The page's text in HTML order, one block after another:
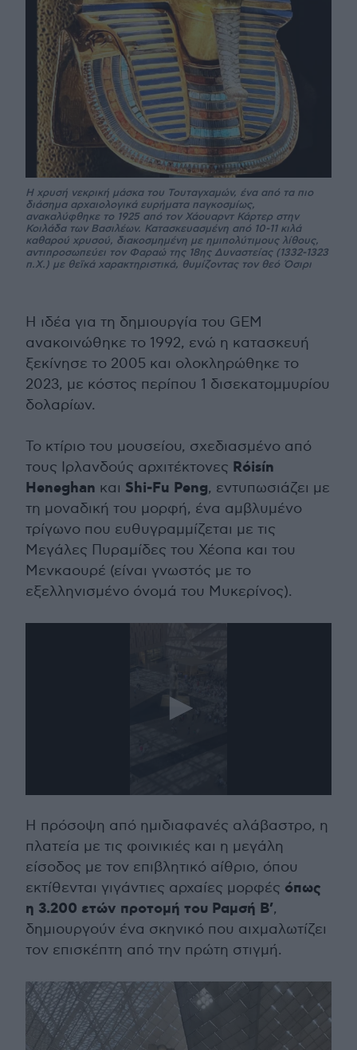
Η χρυσή νεκρική μάσκα του Τουταγχαμών, ένα από τα πιο
διάσημα αρχαιολογικά ευρήματα παγκοσμίως,
ανακαλύφθηκε το 1925 από τον Χάουαρντ Κάρτερ στην
Κοιλάδα των Βασιλέων. Κατασκευασμένη από 10-11 κιλά
καθαρού χρυσού, διακοσμημένη με ημιπολύτιμους λίθους,
αντιπροσωπεύει τον Φαραώ της 18ης Δυναστείας (1332-1323
π.Χ.) με θεϊκά χαρακτηριστικά, θυμίζοντας τον θεό Όσιρι
Η ιδέα για τη δημιουργία του GEM
ανακοινώθηκε το 1992, ενώ η κατασκευή
ξεκίνησε το 2005 και ολοκληρώθηκε το
2023, με κόστος περίπου 1 δισεκατομμυρίου
δολαρίων.
Το κτίριο του μουσείου, σχεδιασμένο από
τους Ιρλανδούς αρχιτέκτονες Róisín
Heneghan και Shi-Fu Peng, εντυπωσιάζει με
τη μοναδική του μορφή, ένα αμβλυμένο
τρίγωνο που ευθυγραμμίζεται με τις
Μεγάλες Πυραμίδες του Χέοπα και του
Μενκαουρέ (είναι γνωστός με το
εξελληνισμένο όνομά του Μυκερίνος).
Η πρόσοψη από ημιδιαφανές αλάβαστρο, η
πλατεία με τις φοινικιές και η μεγάλη
είσοδος με τον επιβλητικό αίθριο, όπου
εκτίθενται γιγάντιες αρχαίες μορφές όπως
η 3.200 ετών προτομή του Ραμσή Β’,
δημιουργούν ένα σκηνικό που αιχμαλωτίζει
τον επισκέπτη από την πρώτη στιγμή.